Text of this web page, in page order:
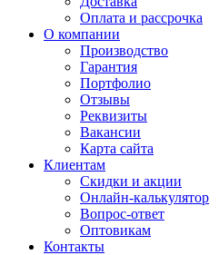
Оплата и рассрочка
О компании
Производство
Гарантия
Портфолио
Отзывы
Реквизиты
Вакансии
Карта сайта
Клиентам
Скидки и акции
Онлайн-калькулятор
Вопрос-ответ
Оптовикам
Контакты